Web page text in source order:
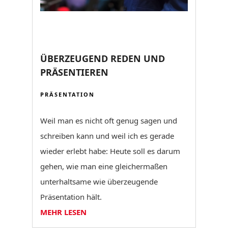
ÜBERZEUGEND REDEN UND
PRÄSENTIEREN
PRÄSENTATION
Weil man es nicht oft genug sagen und
schreiben kann und weil ich es gerade
wieder erlebt habe: Heute soll es darum
gehen, wie man eine gleichermaßen
unterhaltsame wie überzeugende
Präsentation hält.
MEHR LESEN